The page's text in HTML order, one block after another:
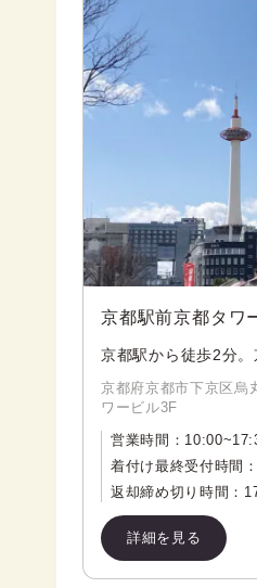
京都駅前京都タワ
京都駅から徒歩2分
京都府京都市下京区烏
ワービル3F
営業時間： 10:00~
着付け最終受付時間：
返却締め切り時間：
詳細を見る